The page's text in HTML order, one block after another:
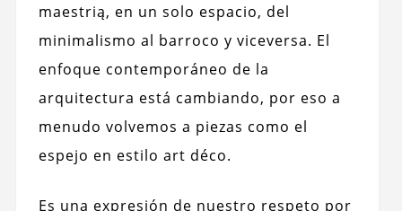
maestrią, en un solo espacio, del
minimalismo al barroco y viceversa. El
enfoque contemporáneo de la
arquitectura está cambiando, por eso a
menudo volvemos a piezas como el
espejo en estilo art déco.
Es una expresión de nuestro respeto por